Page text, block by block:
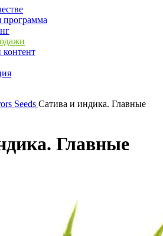
программа
Seeds Сатива и индика. Главные
Главные